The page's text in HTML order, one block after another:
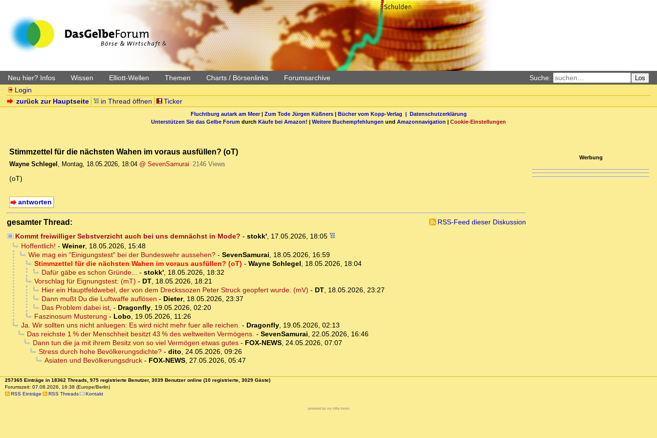
Neu hier? Infos Wissen Elliott-Wellen Themen Charts / Börsenlinks Forumsarchive Suche: Los
Login
zurück zur Hauptseite
in Thread öffnen Ticker
Fluchtburg autark am Meer| Zum Tode Jürgen Küßners| Bücher vom Kopp-Verlag | Datenschutzerklärung
Unterstützen Sie das Gelbe Forum durch Käufe bei Amazon! | Weitere Buchempfehlungen und Amazonnavigation | Cookie-Einstellungen
Stimmzettel für die nächsten Wahen im voraus ausfüllen? (oT)
Wayne Schlegel , Montag, 18.05.2026, 18:04 @ SevenSamurai 2146 Views
(oT)
antworten
gesamter Thread:
RSS-Feed dieser Diskussion
Kommt freiwilliger Sebstverzicht auch bei uns demnächst in Mode? - stokk', 17.05.2026, 18:05
Hoffentlich! - Weiner, 18.05.2026, 15:48
Wie mag ein "Einigungstest" bei der Bundeswehr aussehen?- SevenSamurai, 18.05.2026, 16:59
Stimmzettel für die nächsten Wahen im voraus ausfüllen? (oT) - Wayne Schlegel, 18.05.2026, 18:04
Dafür gäbe es schon Gründe... - stokk', 18.05.2026, 18:32
Vorschlag für Eignungstest: (mT) - DT, 18.05.2026, 18:21
Hier ein Hauptfeldwebel, der von dem Dreckssozen Peter Struck geopfert wurde. (mV) - DT, 18.05.2026, 23:27
Dann mußt Du die Luftwaffe auflösen - Dieter, 18.05.2026, 23:37
Das Problem dabei ist, - Dragonfly, 19.05.2026, 02:20
Faszinosum Musterung - Lobo, 19.05.2026, 11:26
Ja. Wir sollten uns nicht anluegen: Es wird nicht mehr fuer alle reichen. - Dragonfly, 19.05.2026, 02:13
Das reichste 1 % der Menschheit besitzt 43 % des weltweiten Vermögens. - SevenSamurai, 22.05.2026, 16:46
Dann tun die ja mit ihrem Besitz von so viel Vermögen etwas gutes- FOX-NEWS, 24.05.2026, 07:07
Stress durch hohe Bevölkerungsdichte?- dito, 24.05.2026, 09:26
Asiaten und Bevölkerungsdruck- FOX-NEWS, 27.05.2026, 05:47
Werbung
257365 Einträge in 18362 Threads, 975 registrierte Benutzer, 3039 Benutzer online (10 registrierte, 3029 Gäste)
Forumszeit: 07.08.2026, 16:38 (Europe/Berlin)
RSS Einträge
RSS Threads Kontakt
powered by my little forum